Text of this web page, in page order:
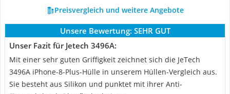
Preisvergleich und weitere Angebote
Unsere Bewertung: SEHR GUT
Unser Fazit für Jetech 3496A:
Mit einer sehr guten Griffigkeit zeichnet sich die JeTech
3496A iPhone-8-Plus-Hülle in unserem Hüllen-Vergleich aus.
Sie besteht aus Silikon und punktet mit ihrer Anti-